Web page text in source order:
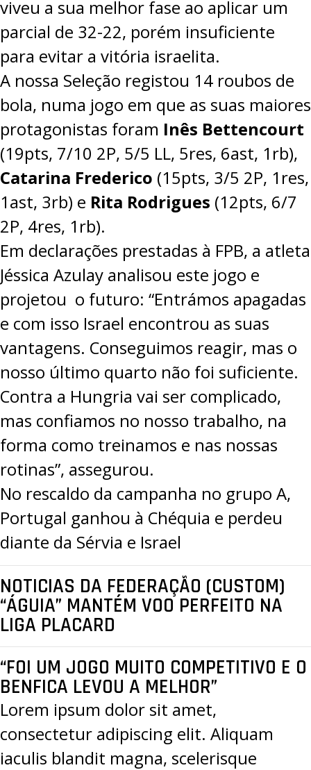
viveu a sua melhor fase ao aplicar um
parcial de 32-22, porém insuficiente
para evitar a vitória israelita.
A nossa Seleção registou 14 roubos de
bola, numa jogo em que as suas maiores
protagonistas foram Inês Bettencourt
(19pts, 7/10 2P, 5/5 LL, 5res, 6ast, 1rb),
Catarina Frederico (15pts, 3/5 2P, 1res,
1ast, 3rb) e Rita Rodrigues (12pts, 6/7
2P, 4res, 1rb).
Em declarações prestadas à FPB, a atleta
Jéssica Azulay analisou este jogo e
projetou o futuro: “Entrámos apagadas
e com isso Israel encontrou as suas
vantagens. Conseguimos reagir, mas o
nosso último quarto não foi suficiente.
Contra a Hungria vai ser complicado,
mas confiamos no nosso trabalho, na
forma como treinamos e nas nossas
rotinas”, assegurou.
No rescaldo da campanha no grupo A,
Portugal ganhou à Chéquia e perdeu
diante da Sérvia e Israel
NOTICIAS DA FEDERAÇÃO (CUSTOM)
“ÁGUIA” MANTÉM VOO PERFEITO NA
LIGA PLACARD
“FOI UM JOGO MUITO COMPETITIVO E O
BENFICA LEVOU A MELHOR”
Lorem ipsum dolor sit amet,
consectetur adipiscing elit. Aliquam
iaculis blandit magna, scelerisque